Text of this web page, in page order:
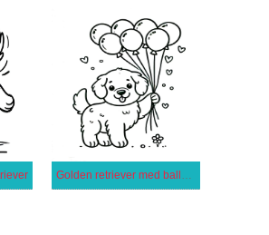
Golden retriever med ballonger